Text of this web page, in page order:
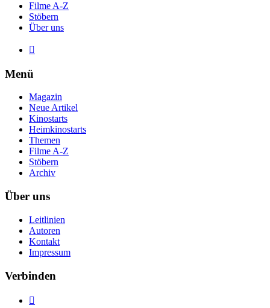
Filme A-Z
Stöbern
Über uns

Menü
Magazin
Neue Artikel
Kinostarts
Heimkinostarts
Themen
Filme A-Z
Stöbern
Archiv
Über uns
Leitlinien
Autoren
Kontakt
Impressum
Verbinden
